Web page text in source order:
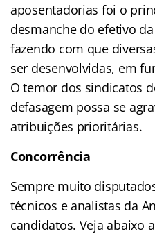
aposentadorias foi o
desmanche do efetivo
fazendo com que
ser desenvolvidas, em
O temor dos sindicatos
defasagem possa se
atribuições prioritárias.
Concorrência
Sempre muito
técnicos e analistas da
candidatos. Veja abaixo